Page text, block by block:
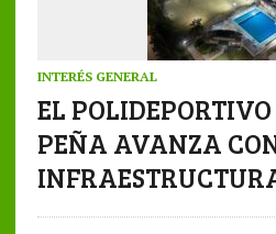
INTERÉS GENERAL
EL
PEÑA AVANZA